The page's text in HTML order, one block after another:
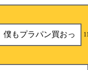
僕もプラパン買おっ